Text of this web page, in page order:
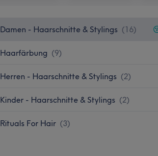
Damen - Haarschnitte & Stylings (16)
Haarfärbung (9)
Herren - Haarschnitte & Stylings (2)
Kinder - Haarschnitte & Stylings (2)
Rituals For Hair (3)